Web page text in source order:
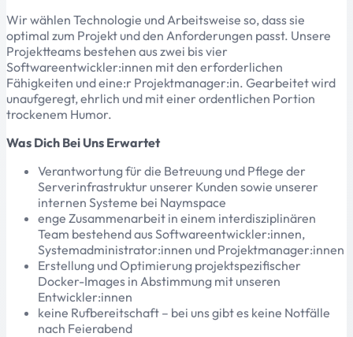
Wir wählen Technologie und Arbeitsweise so, dass sie
optimal zum Projekt und den Anforderungen passt. Unsere
Projektteams bestehen aus zwei bis vier
Softwareentwickler:innen mit den erforderlichen
Fähigkeiten und eine:r Projektmanager:in. Gearbeitet wird
unaufgeregt, ehrlich und mit einer ordentlichen Portion
trockenem Humor.
Was Dich Bei Uns Erwartet
Verantwortung für die Betreuung und Pflege der
Serverinfrastruktur unserer Kunden sowie unserer
internen Systeme bei Naymspace
enge Zusammenarbeit in einem interdisziplinären
Team bestehend aus Softwareentwickler:innen,
Systemadministrator:innen und Projektmanager:innen
Erstellung und Optimierung projektspezifischer
Docker-Images in Abstimmung mit unseren
Entwickler:innen
keine Rufbereitschaft – bei uns gibt es keine Notfälle
nach Feierabend